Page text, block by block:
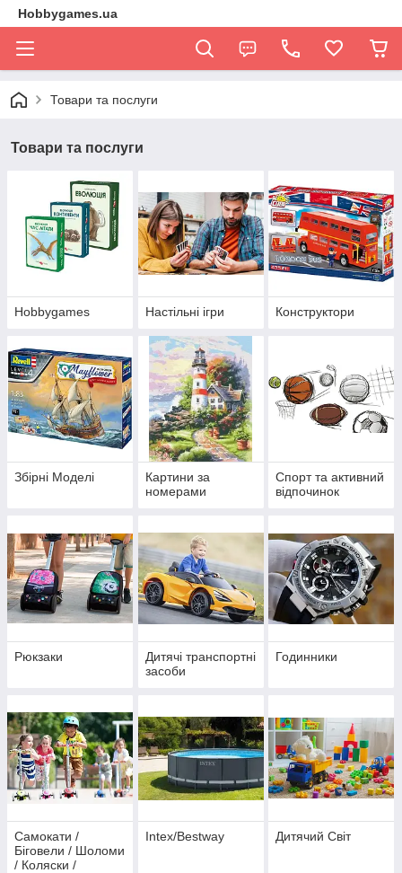
Hobbygames.ua
Товари та послуги
Товари та послуги
Hobbygames Настільні ігри Конструктори
Збірні Моделі
Картини за
номерами
Спорт та активний
відпочинок
Рюкзаки
Дитячі транспортні
засоби
Годинники
Самокати /
Біговели / Шоломи
/ Коляски /
Intex/Bestway Дитячий Світ